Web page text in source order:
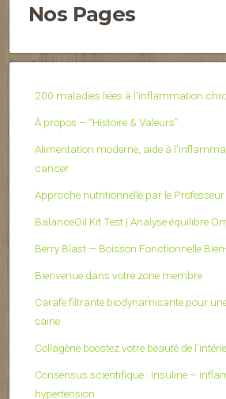
Nos Pages
200 maladies liées à l’inflammation
À propos – “Histoire & Valeurs”
Alimentation moderne, aide à
cancer
Approche nutritionnelle par le
BalanceOil Kit Test | Analyse équilibre
Berry Blast — Boisson Fonctionnelle
Bienvenue dans votre zone membre
Carafe filtrante biodynamisante pour
saine
Collagène boostez votre beauté de
Consensus scientifique : insuline –
hypertension